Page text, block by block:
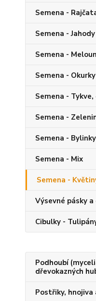
Semena -
Semena - Jahody
Semena -
Semena - Okurky
Semena -
Semena -
Semena - Bylinky
Semena - Mix
Semena -
Výsevné pásky a
Cibulky -
Podhoubí
dřevokazných
Postřiky,